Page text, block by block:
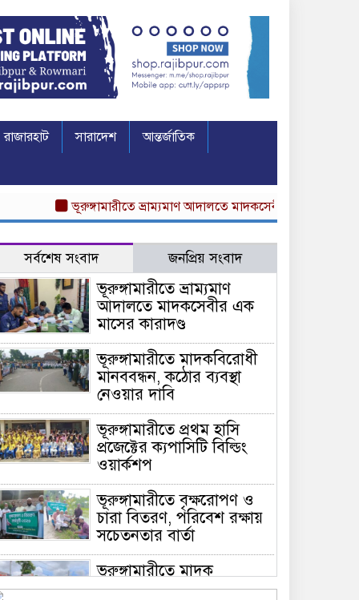
রাজারহাট সারাদেশ
আন্তর্জাতিক
ভূরুঙ্গামারীতে ভ্রাম্যমাণ আদালতে মাদকসেবীর এক মাসের কারাদণ্ড
সর্বশেষ সংবাদ জনপ্রিয় সংবাদ
ভূরুঙ্গামারীতে ভ্রাম্যমাণ
আদালতে মাদকসেবীর এক
মাসের কারাদণ্ড
ভূরুঙ্গামারীতে মাদকবিরোধী
মানববন্ধন, কঠোর ব্যবস্থা
নেওয়ার দাবি
ভূরুঙ্গামারীতে প্রথম হাসি
প্রজেক্টের ক্যপাসিটি বিল্ডিং
ওয়ার্কশপ
ভূরুঙ্গামারীতে বৃক্ষরোপণ ও
চারা বিতরণ, পরিবেশ রক্ষায়
সচেতনতার বার্তা
ভূরুঙ্গামারীতে মাদক
প্রতিরোধে মানববন্ধন